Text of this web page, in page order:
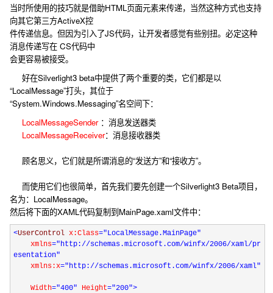
当时所使用的技巧就是借助HTML页面元素来传递，当然这种方式也支持
向其它第三方ActiveX控
件传递信息。但因为引入了JS代码，让开发者感觉有些别扭。必定这种
消息传递写在 CS代码中
会更容易被接受。
好在Silverlight3 beta中提供了两个重要的类，它们都是以
“LocalMessage”打头，其位于
“System.Windows.Messaging”名空间下：
LocalMessageSender ：消息发送器类
LocalMessageReceiver：消息接收器类
顾名思义，它们就是所谓消息的“发送方”和“接收方”。
而使用它们也很简单，首先我们要先创建一个Silverlight3 Beta项目，
名为：LocalMessage。
然后将下面的XAML代码复制到MainPage.xaml文件中：
<UserControlx:Class="LocalMessage.MainPage"
xmlns="http://schemas.microsoft.com/winfx/2006/xaml/pr
esentation"
xmlns:x="http://schemas.microsoft.com/winfx/2006/xaml"
Width="400" Height="200">